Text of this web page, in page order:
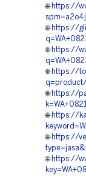
🌐 https://
🌐 https://
🌐 https://
🌐 https://
q=product/
🌐 https://
🌐 https://
🌐 https://
🌐 https://